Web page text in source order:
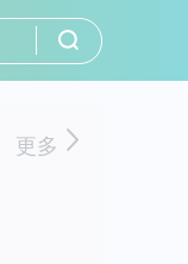
更多